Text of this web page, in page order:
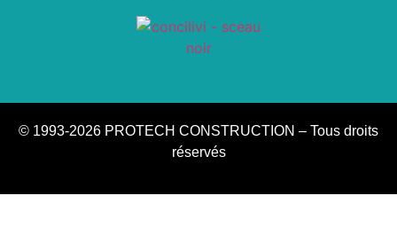
© 1993-2026 PROTECH CONSTRUCTION – Tous droits
réservés